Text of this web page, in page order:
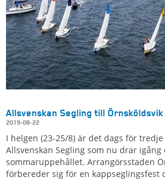
Allsvenskan Segling till Örnsköldsvik
2019-08-22
I helgen (23-25/8) är det dags för
Allsvenskan Segling som nu drar igång
sommaruppehållet. Arrangörsstaden
förbereder sig för en kappseglingsfest